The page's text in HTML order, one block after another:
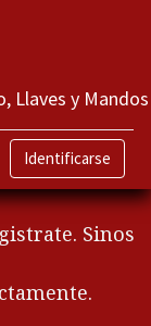
Llaves y Mandos
Identificarse
Sinos